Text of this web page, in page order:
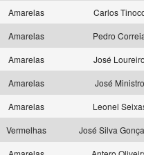
Amarelas
Carlos
Amarelas
Pedro
Amarelas
José
Amarelas
José Ministro
Amarelas
Leonel
Vermelhas
José Silva